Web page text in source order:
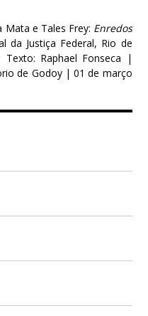
Mata e Tales Frey: Enredos
da Justiça Federal, Rio de
Raphael Fonseca |
de Godoy | 01 de março